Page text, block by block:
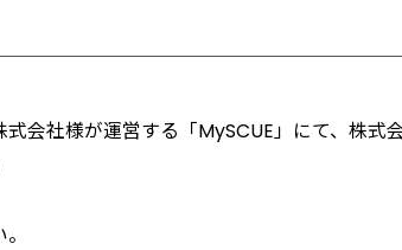
式会社様が運営する「MySCUE」にて、株